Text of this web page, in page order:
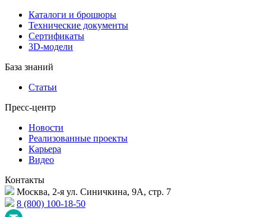
Каталоги и брошюры
Технические документы
Сертификаты
3D-модели
База знаний
Статьи
Пресс-центр
Новости
Реализованные проекты
Карьера
Видео
Контакты
Москва, 2-я ул. Синичкина, 9А, стр. 7
8 (800) 100-18-50